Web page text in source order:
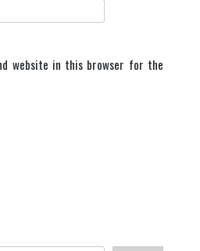
website in this browser for the